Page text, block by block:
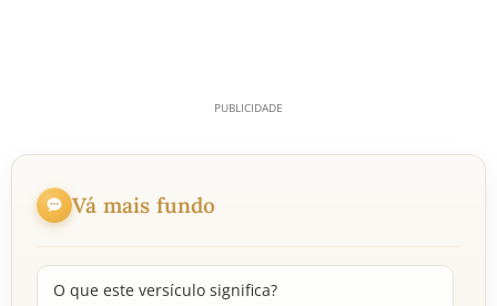
Vá mais fundo
O que este versículo significa?